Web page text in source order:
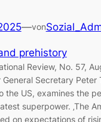
—von
prehistory
Review, No. 57,
Secretary Peter
the US, examines the
superpower. ‚The
on expectations of